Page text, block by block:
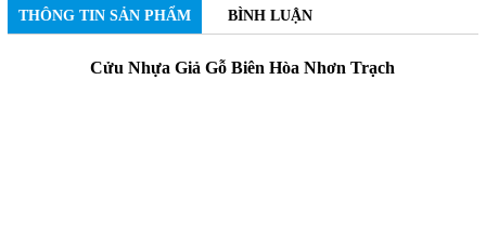
THÔNG TIN SẢN PHẨM BÌNH LUẬN
Cửu Nhựa Giả Gỗ Biên Hòa Nhơn Trạch